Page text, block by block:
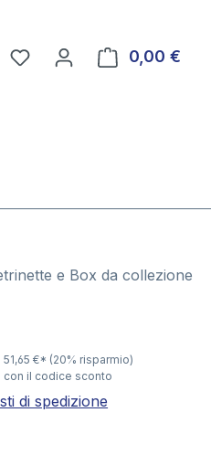
0,00 €
e Box da collezione
51,65 €* (20% risparmio)
con il codice sconto
di spedizione